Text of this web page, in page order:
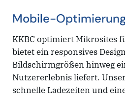
Mobile-
KKBC optimiert Mikrosites
bietet ein responsives
Bildschirmgrößen hinweg
Nutzererlebnis liefert.
schnelle Ladezeiten und